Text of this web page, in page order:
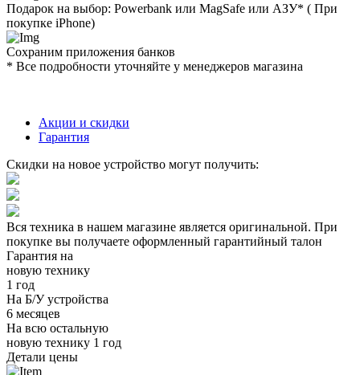
Подарок на выбор: Powerbank или MagSafe или AЗУ* ( При
покупке iPhone)
Сохраним приложения банков
* Все подробности уточняйте у менеджеров магазина
Акции и скидки
Гарантия
Скидки на новое устройство могут получить:
Вся техника в нашем магазине является оригинальной. При
покупке вы получаете оформленный гарантийный талон
Гарантия на
новую технику
1 год
На Б/У устройства
6 месяцев
На всю остальную
новую технику 1 год
Детали цены